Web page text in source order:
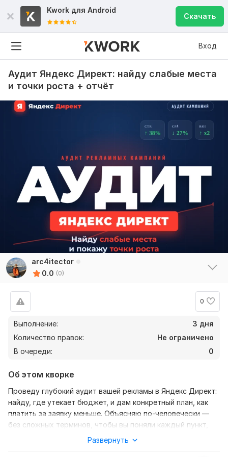
Kwork для Android
Скачать
Вход
Аудит Яндекс Директ: найду слабые места
и точки роста + отчёт
arc4itector
0.0 (0)
0
Выполнение:
3 дня
Количество правок:
Не ограничено
В очереди:
0
Об этом кворке
Проведу глубокий аудит вашей рекламы в Яндекс Директ:
найду, где утекает бюджет, и дам конкретный план, как
платить за заявку меньше. Объясняю по-человечески —
без сложных терминов, чтобы вы поняли каждый пункт,
даже если не разбираетесь в рекламе.
Развернуть